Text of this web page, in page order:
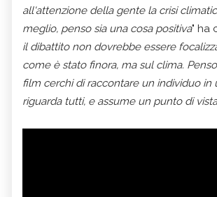
all'attenzione della gente la crisi
meglio, penso sia una cosa positiva" ha
il dibattito non dovrebbe essere
come è stato finora, ma sul clima.
film cerchi di raccontare un individuo in
riguarda tutti, e assume un punto di